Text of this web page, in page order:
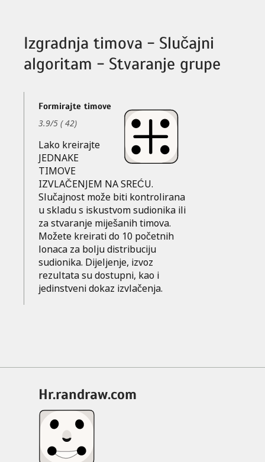
Izgradnja timova - Slučajni
algoritam - Stvaranje grupe
Formirajte timove
3.9/5 (42)
Lako kreirajte
JEDNAKE
TIMOVE
IZVLAČENJEM NA SREĆU.
Slučajnost može biti kontrolirana
u skladu s iskustvom sudionika ili
za stvaranje miješanih timova.
Možete kreirati do 10 početnih
lonaca za bolju distribuciju
sudionika. Dijeljenje, izvoz
rezultata su dostupni, kao i
jedinstveni dokaz izvlačenja.
hr.randraw.com